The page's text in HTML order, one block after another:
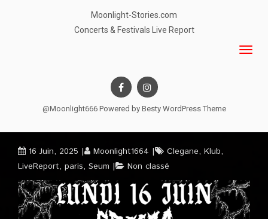
Moonlight-Stories.com
Concerts & Festivals Live Report
@Moonlight666 Powered by Besty WordPress Theme
16 Juin, 2025 Moonlight1664 Clegane, Klub,
LiveReport, paris, Seum Non classé